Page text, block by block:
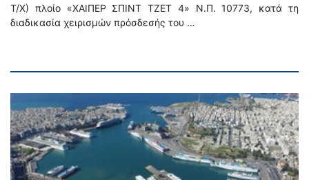
Τ/Χ) πλοίο «ΧΑΙΠΕΡ ΣΠΙΝΤ ΤΖΕΤ 4» Ν.Π. 10773, κατά τη
διαδικασία χειρισμών πρόσδεσής του …